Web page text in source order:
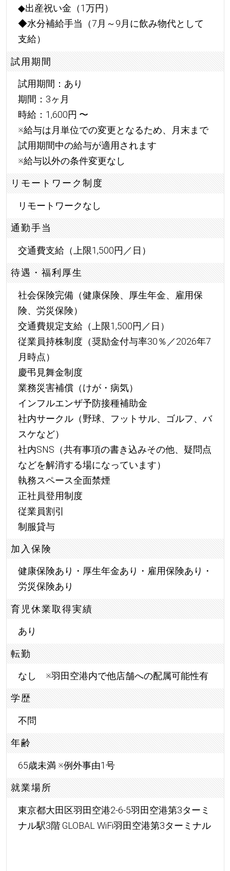
◆出産祝い金（1万円）
◆水分補給手当（7月～9月に飲み物代として
支給）
試用期間
試用期間：あり
期間：3ヶ月
時給：1,600円 〜
※給与は月単位での変更となるため、月末まで
試用期間中の給与が適用されます
※給与以外の条件変更なし
リモートワーク制度
リモートワークなし
通勤手当
交通費支給（上限1,500円／日）
待遇・福利厚生
社会保険完備（健康保険、厚生年金、雇用保
険、労災保険）
交通費規定支給（上限1,500円／日）
従業員持株制度（奨励金付与率30％／2026年7
月時点）
慶弔見舞金制度
業務災害補償（けが・病気）
インフルエンザ予防接種補助金
社内サークル（野球、フットサル、ゴルフ、バ
スケなど）
社内SNS（共有事項の書き込みその他、疑問点
などを解消する場になっています）
執務スペース全面禁煙
正社員登用制度
従業員割引
制服貸与
加入保険
健康保険あり・厚生年金あり・雇用保険あり・
労災保険あり
育児休業取得実績
あり
転勤
なし ※羽田空港内で他店舗への配属可能性有
学歴
不問
年齢
65歳未満 ※例外事由1号
就業場所
東京都大田区羽田空港2-6-5羽田空港第3ターミ
ナル駅3階 GLOBAL WiFi羽田空港第3ターミナル